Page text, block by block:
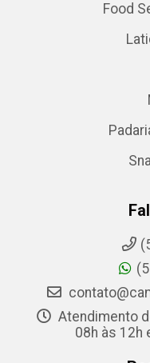
Food
Atendimento
08h às 12h